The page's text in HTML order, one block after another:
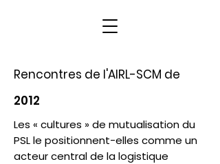
Rencontres de l'AIRL-SCM de
2012
Les « cultures » de mutualisation du
PSL le positionnent-elles comme un
acteur central de la logistique